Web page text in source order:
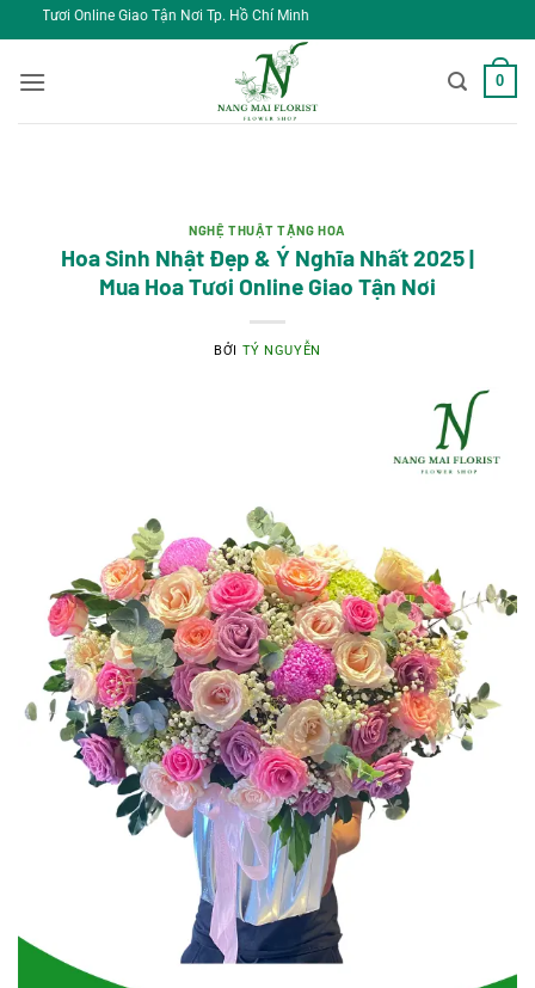
qua
nội
Tận Nơi Tp. Hồ Chí Minh
0
NGHỆ THUẬT TẶNG HOA
Hoa Sinh Nhật Đẹp & Ý Nghĩa Nhất 2025 |
Mua Hoa Tươi Online Giao Tận Nơi
BỞI TÝ NGUYỄN